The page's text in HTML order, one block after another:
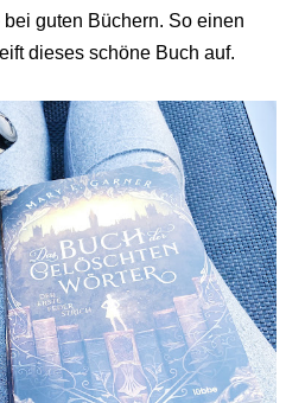
guten Büchern. So einen
dieses schöne Buch auf.